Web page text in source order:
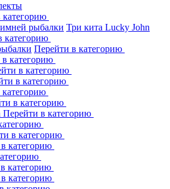
рыбалки Три кита Lucky John
категорию
Перейти в категорию
категорию
в категорию
в категорию
в категорию
Перейти в категорию
в категорию
категорию
категорию
категорию